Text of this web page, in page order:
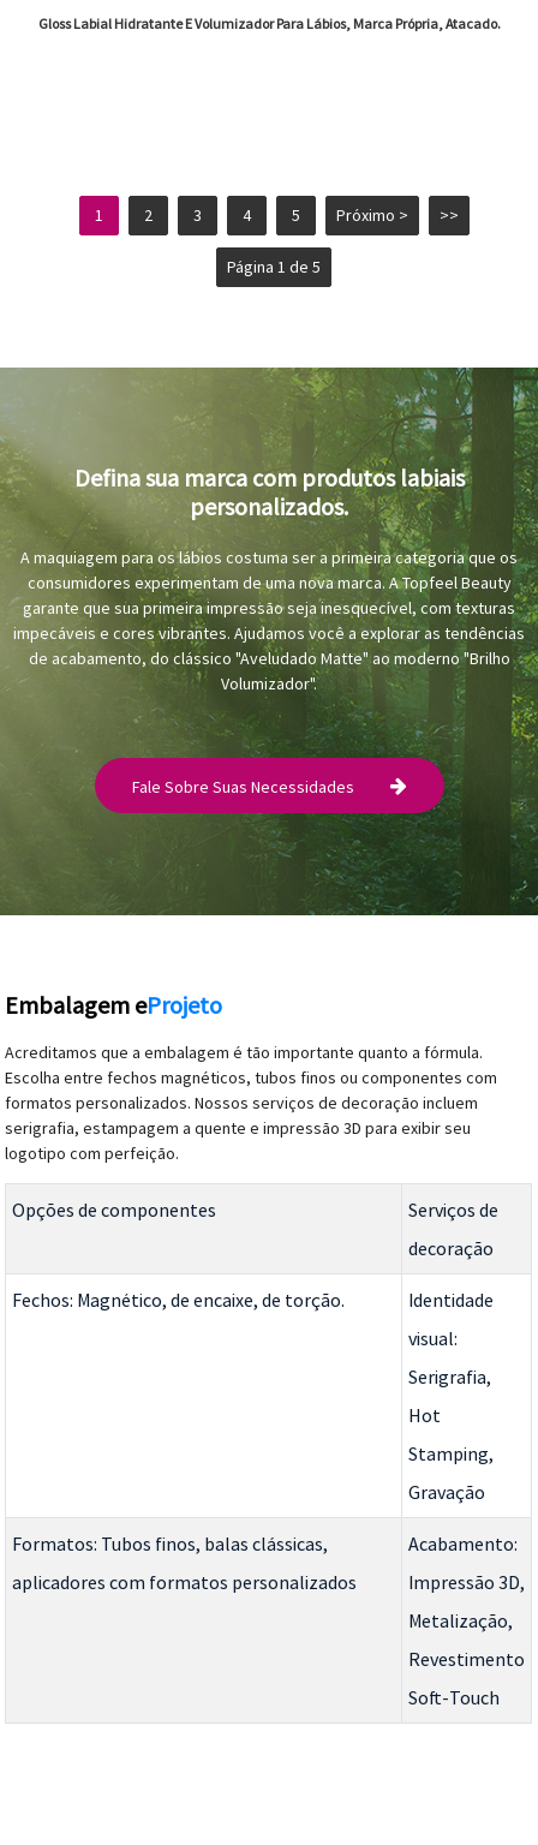
Gloss Labial Hidratante E Volumizador Para Lábios, Marca Própria, Atacado.
1 2 3 4 5 Próximo > >>
Página 1 de 5
Defina sua marca com produtos labiais
personalizados.
A maquiagem para os lábios costuma ser a primeira categoria que os
consumidores experimentam de uma nova marca. A Topfeel Beauty
garante que sua primeira impressão seja inesquecível, com texturas
impecáveis ​​e cores vibrantes. Ajudamos você a explorar as tendências
de acabamento, do clássico "Aveludado Matte" ao moderno "Brilho
Volumizador".
Fale Sobre Suas Necessidades
Embalagem eProjeto
Acreditamos que a embalagem é tão importante quanto a fórmula.
Escolha entre fechos magnéticos, tubos finos ou componentes com
formatos personalizados. Nossos serviços de decoração incluem
serigrafia, estampagem a quente e impressão 3D para exibir seu
logotipo com perfeição.
Opções de componentes
Serviços de
decoração
Fechos: Magnético, de encaixe, de torção.
Identidade
visual:
Serigrafia,
Hot
Stamping,
Gravação
Formatos: Tubos finos, balas clássicas,
aplicadores com formatos personalizados
Acabamento:
Impressão 3D,
Metalização,
Revestimento
Soft-Touch